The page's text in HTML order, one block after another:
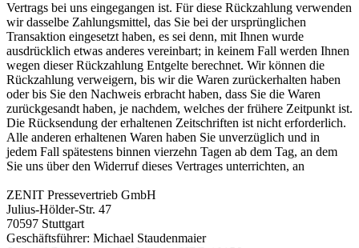
Vertrags bei uns eingegangen ist. Für diese Rückzahlung verwenden
wir dasselbe Zahlungsmittel, das Sie bei der ursprünglichen
Transaktion eingesetzt haben, es sei denn, mit Ihnen wurde
ausdrücklich etwas anderes vereinbart; in keinem Fall werden Ihnen
wegen dieser Rückzahlung Entgelte berechnet. Wir können die
Rückzahlung verweigern, bis wir die Waren zurückerhalten haben
oder bis Sie den Nachweis erbracht haben, dass Sie die Waren
zurückgesandt haben, je nachdem, welches der frühere Zeitpunkt ist.
Die Rücksendung der erhaltenen Zeitschriften ist nicht erforderlich.
Alle anderen erhaltenen Waren haben Sie unverzüglich und in
jedem Fall spätestens binnen vierzehn Tagen ab dem Tag, an dem
Sie uns über den Widerruf dieses Vertrages unterrichten, an
ZENIT Pressevertrieb GmbH
Julius-Hölder-Str. 47
70597 Stuttgart
Geschäftsführer: Michael Staudenmaier